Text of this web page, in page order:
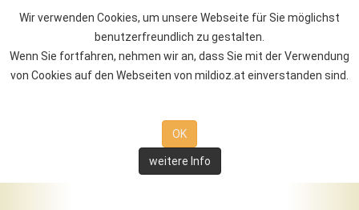
Wir verwenden Cookies, um unsere Webseite für Sie möglichst
benutzerfreundlich zu gestalten.
Wenn Sie fortfahren, nehmen wir an, dass Sie mit der Verwendung
von Cookies auf den Webseiten von mildioz.at einverstanden sind.
OK
weitere Info